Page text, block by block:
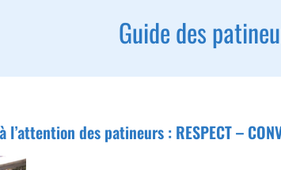
Guide des
l’attention des patineurs : RESPECT –